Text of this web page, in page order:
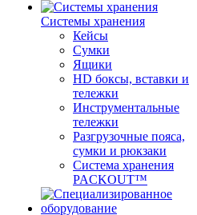
Системы хранения
Кейсы
Сумки
Ящики
HD боксы, вставки и
тележки
Инструментальные
тележки
Разгрузочные пояса,
сумки и рюкзаки
Система хранения
PACKOUT™